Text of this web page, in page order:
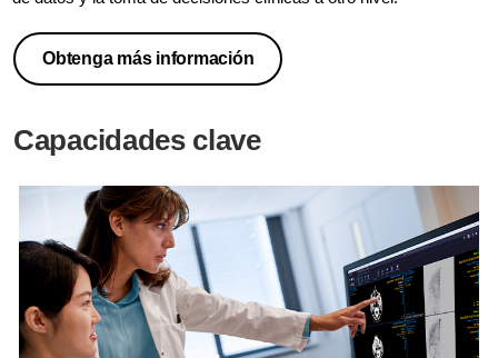
Obtenga más información
Capacidades clave